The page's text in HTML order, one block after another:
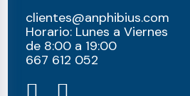
clientes@anphibius.com
Horario: Lunes a Viernes
de 8:00 a 19:00
667 612 052​